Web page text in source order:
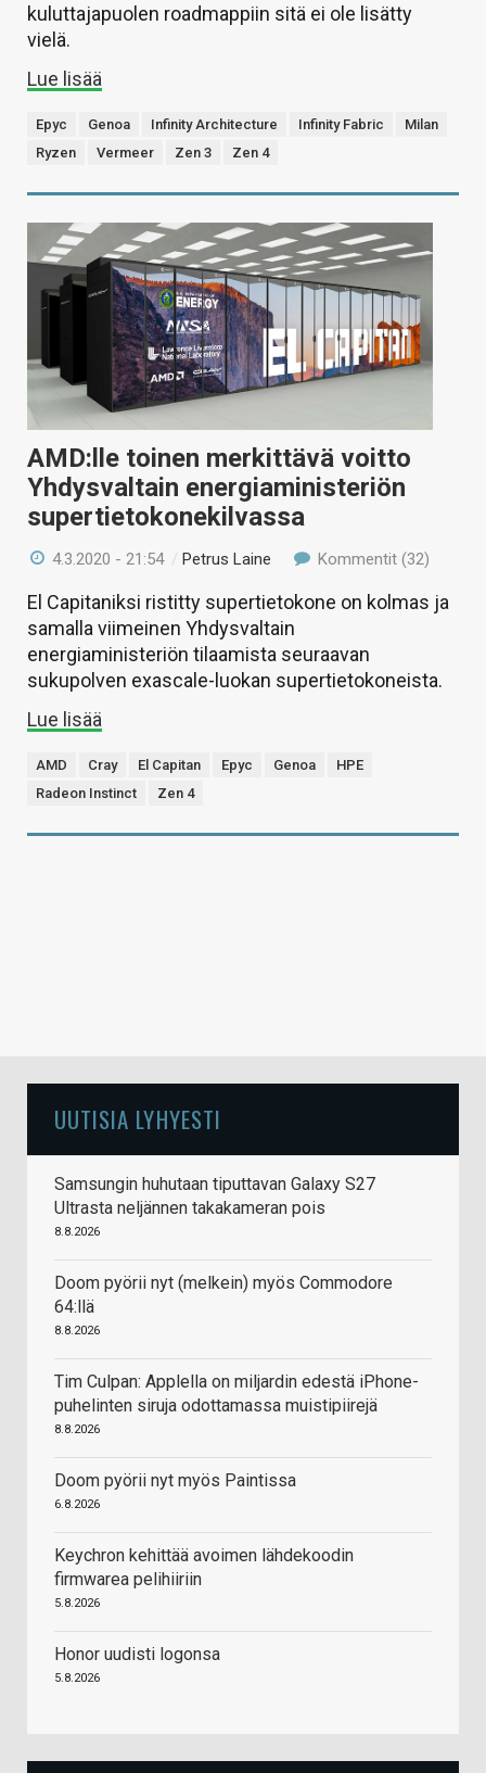
kuluttajapuolen roadmappiin sitä ei ole lisätty
vielä.
Lue lisää
Epyc Genoa Infinity Architecture Infinity Fabric
Milan
Ryzen
Vermeer Zen 3 Zen 4
AMD:lle toinen merkittävä voitto
Yhdysvaltain energiaministeriön
supertietokonekilvassa
4.3.2020 - 21:54 /Petrus Laine Kommentit (32)
El Capitaniksi ristitty supertietokone on kolmas ja
samalla viimeinen Yhdysvaltain
energiaministeriön tilaamista seuraavan
sukupolven exascale-luokan supertietokoneista.
Lue lisää
AMD Cray El Capitan Epyc Genoa
HPE
Radeon Instinct
Zen 4
UUTISIA LYHYESTI
Samsungin huhutaan tiputtavan Galaxy S27
Ultrasta neljännen takakameran pois
8.8.2026
Doom pyörii nyt (melkein) myös Commodore
64:llä
8.8.2026
Tim Culpan: Applella on miljardin edestä iPhone-
puhelinten siruja odottamassa muistipiirejä
8.8.2026
Doom pyörii nyt myös Paintissa
6.8.2026
Keychron kehittää avoimen lähdekoodin
firmwarea pelihiiriin
5.8.2026
Honor uudisti logonsa
5.8.2026